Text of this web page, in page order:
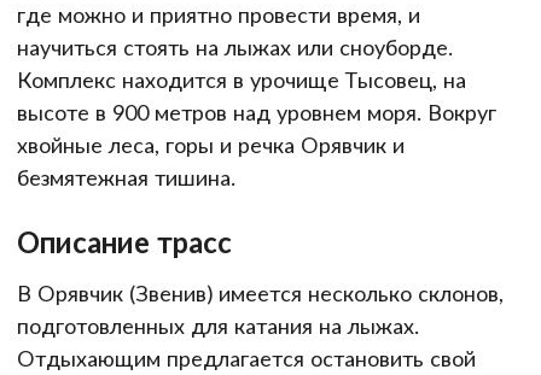
где можно и приятно провести время, и
научиться стоять на лыжах или сноуборде.
Комплекс находится в урочище Тысовец, на
высоте в 900 метров над уровнем моря. Вокруг
хвойные леса, горы и речка Орявчик и
безмятежная тишина.
Описание трасс
В Орявчик (Звенив) имеется несколько склонов,
подготовленных для катания на лыжах.
Отдыхающим предлагается остановить свой